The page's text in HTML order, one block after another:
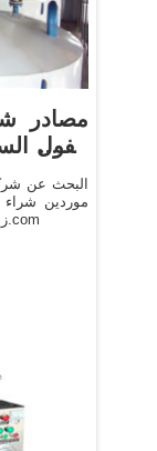
مصادر
الفول
البحث عن
موردين
زيت الفول السوداني بأفضل الأسعار في.com